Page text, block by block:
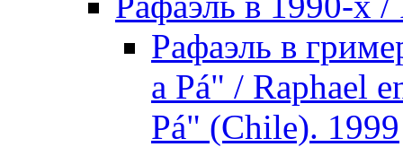
Рафаэль в
a Pá" / Raphael
Pá" (Chile). 1999